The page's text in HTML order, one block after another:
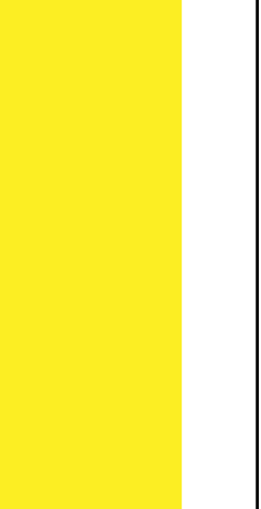
EF (svart)
som 4.5 av 5 möjliga
EF (svart)
EF (svart)
som 4.5 av 5 möjliga